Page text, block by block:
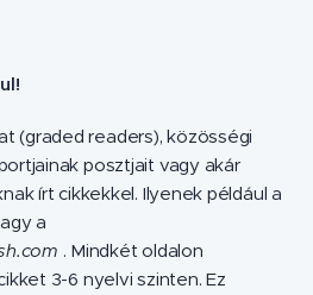
(graded readers), közösségi
posztjait vagy akár
írt cikkekkel. Ilyenek például a
a
. Mindkét oldalon
3-6 nyelvi szinten. Ez